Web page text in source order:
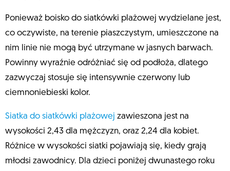
Ponieważ boisko do siatkówki plażowej wydzielane jest,
co oczywiste, na terenie piaszczystym, umieszczone na
nim linie nie mogą być utrzymane w jasnych barwach.
Powinny wyraźnie odróżniać się od podłoża, dlatego
zazwyczaj stosuje się intensywnie czerwony lub
ciemnoniebieski kolor.
Siatka do siatkówki plażowej zawieszona jest na
wysokości 2,43 dla mężczyzn, oraz 2,24 dla kobiet.
Różnice w wysokości siatki pojawiają się, kiedy grają
młodsi zawodnicy. Dla dzieci poniżej dwunastego roku